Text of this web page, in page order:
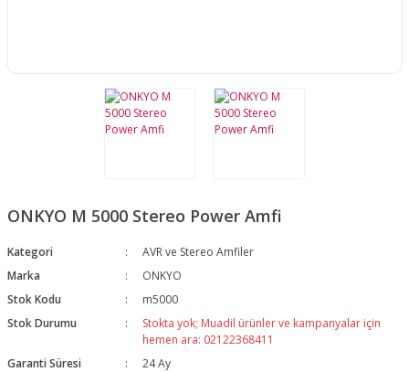
ONKYO M 5000 Stereo Power Amfi
Kategori
AVR ve Stereo Amfiler
Marka
ONKYO
Stok Kodu
m5000
Stok Durumu
Stokta yok; Muadil ürünler ve kampanyalar için
hemen ara: 02122368411
Garanti Süresi
24 Ay